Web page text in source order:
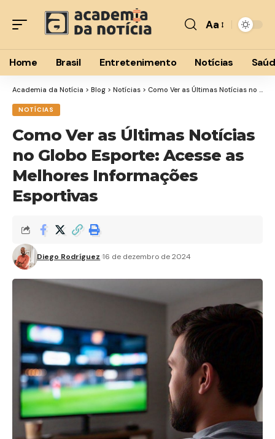
Font
Resizer
Aa
Home Brasil Entretenimento Notícias
Academia da Notícia > Blog > Notícias > Como Ver as Últimas Notícias no Globo Esporte: Acesse as Melhores Informações Esportivas
NOTÍCIAS
Como Ver as Últimas Notícias
no Globo Esporte: Acesse as
Melhores Informações
Esportivas
Diego Rodríguez 16 de dezembro de 2024